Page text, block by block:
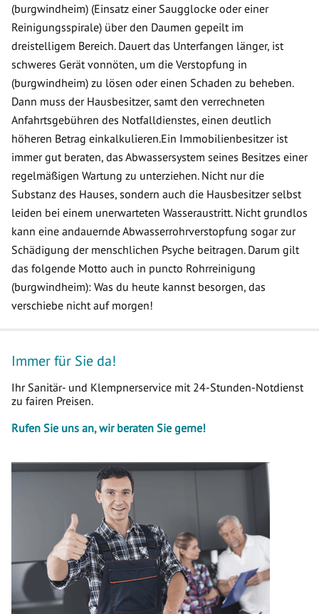
(burgwindheim) (Einsatz einer Saugglocke oder einer
Reinigungsspirale) über den Daumen gepeilt im
dreistelligem Bereich. Dauert das Unterfangen länger, ist
schweres Gerät vonnöten, um die Verstopfung in
(burgwindheim) zu lösen oder einen Schaden zu beheben.
Dann muss der Hausbesitzer, samt den verrechneten
Anfahrtsgebühren des Notfalldienstes, einen deutlich
höheren Betrag einkalkulieren.Ein Immobilienbesitzer ist
immer gut beraten, das Abwassersystem seines Besitzes einer
regelmäßigen Wartung zu unterziehen. Nicht nur die
Substanz des Hauses, sondern auch die Hausbesitzer selbst
leiden bei einem unerwarteten Wasseraustritt. Nicht grundlos
kann eine andauernde Abwasserrohrverstopfung sogar zur
Schädigung der menschlichen Psyche beitragen. Darum gilt
das folgende Motto auch in puncto Rohrreinigung
(burgwindheim): Was du heute kannst besorgen, das
verschiebe nicht auf morgen!
Immer für Sie da!
Ihr Sanitär- und Klempnerservice mit 24-Stunden-Notdienst
zu fairen Preisen.
Rufen Sie uns an, wir beraten Sie gerne!